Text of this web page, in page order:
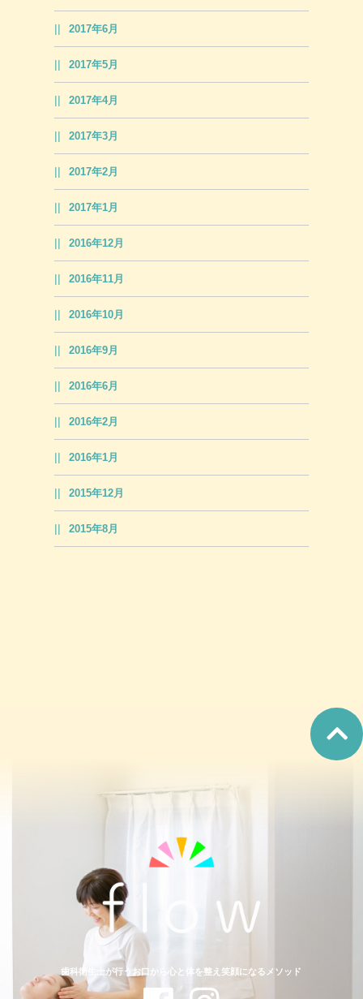
2017年6月
2017年5月
2017年4月
2017年3月
2017年2月
2017年1月
2016年12月
2016年11月
2016年10月
2016年9月
2016年6月
2016年2月
2016年1月
2015年12月
2015年8月
歯科衛生士が行うお口から心と体を整え笑顔になるメソッド